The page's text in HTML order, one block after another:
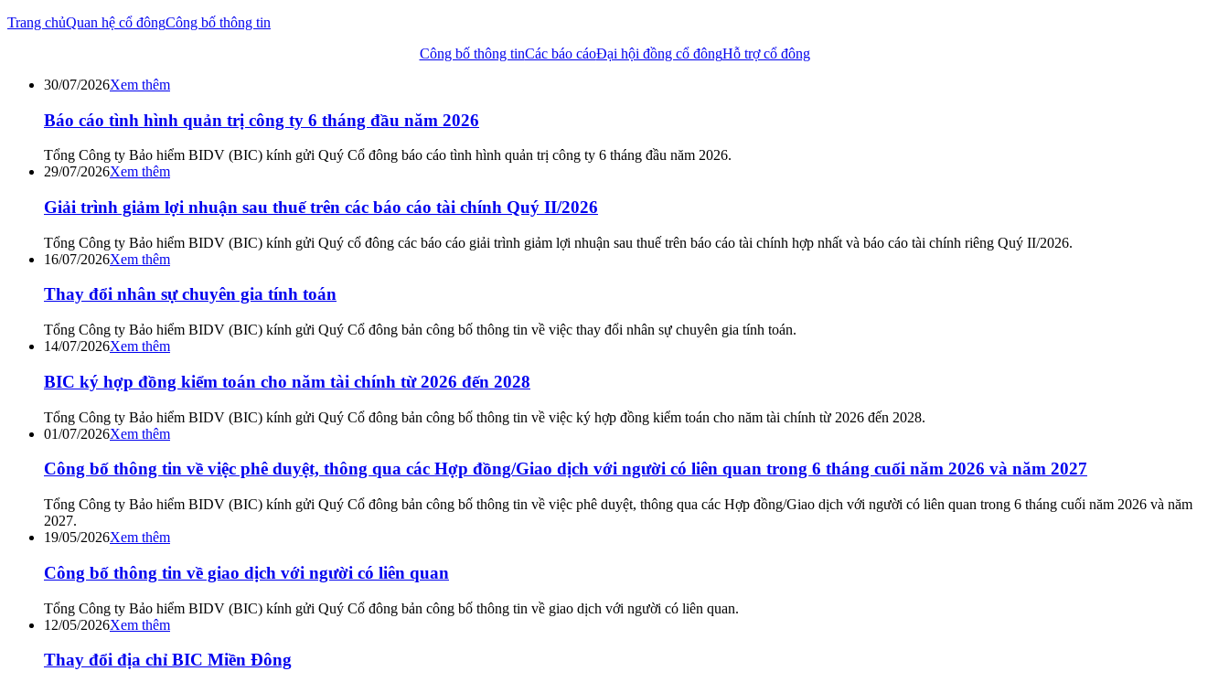
Trang chủQuan hệ cổ đôngCông bố thông tin
Công bố thông tinCác báo cáoĐại hội đồng cổ đôngHỗ trợ cổ đông
30/07/2026Xem thêm
Báo cáo tình hình quản trị công ty 6 tháng đầu năm 2026
Tổng Công ty Bảo hiểm BIDV (BIC) kính gửi Quý Cổ đông báo cáo tình hình quản trị công ty 6 tháng đầu năm 2026.
29/07/2026Xem thêm
Giải trình giảm lợi nhuận sau thuế trên các báo cáo tài chính Quý II/2026
Tổng Công ty Bảo hiểm BIDV (BIC) kính gửi Quý cổ đông các báo cáo giải trình giảm lợi nhuận sau thuế trên báo cáo tài chính hợp nhất và báo cáo tài chính riêng Quý II/2026.
16/07/2026Xem thêm
Thay đổi nhân sự chuyên gia tính toán
Tổng Công ty Bảo hiểm BIDV (BIC) kính gửi Quý Cổ đông bản công bố thông tin về việc thay đổi nhân sự chuyên gia tính toán.
14/07/2026Xem thêm
BIC ký hợp đồng kiểm toán cho năm tài chính từ 2026 đến 2028
Tổng Công ty Bảo hiểm BIDV (BIC) kính gửi Quý Cổ đông bản công bố thông tin về việc ký hợp đồng kiểm toán cho năm tài chính từ 2026 đến 2028.
01/07/2026Xem thêm
Công bố thông tin về việc phê duyệt, thông qua các Hợp đồng/Giao dịch với người có liên quan trong 6 tháng cuối năm 2026 và năm 2027
Tổng Công ty Bảo hiểm BIDV (BIC) kính gửi Quý Cổ đông bản công bố thông tin về việc phê duyệt, thông qua các Hợp đồng/Giao dịch với người có liên quan trong 6 tháng cuối năm 2026 và năm
2027.
19/05/2026Xem thêm
Công bố thông tin về giao dịch với người có liên quan
Tổng Công ty Bảo hiểm BIDV (BIC) kính gửi Quý Cổ đông bản công bố thông tin về giao dịch với người có liên quan.
12/05/2026Xem thêm
Thay đổi địa chỉ BIC Miền Đông